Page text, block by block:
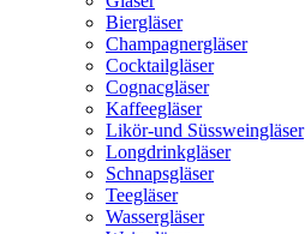
Biergläser
Champagnergläser
Cocktailgläser
Cognacgläser
Kaffeegläser
Likör-und Süssweingläser
Longdrinkgläser
Schnapsgläser
Teegläser
Wassergläser